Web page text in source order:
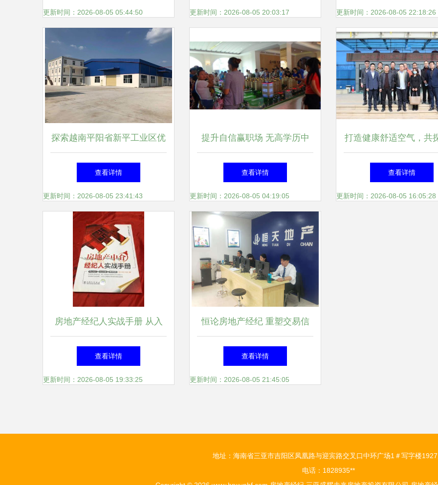
更新时间：2026-08-05 05:44:50 章
更新时间：2026-08-05 20:03:17 更新时间：2026-08-05 22:18:26
探索越南平阳省新平工业区优
质厂房出租信息——A to Z公
司房地产经纪独家推荐
查看详情
更新时间：2026-08-05 23:41:43
提升自信赢职场 无高学历中
国女生的八大出采必备新兴职
业方式排序扫偏差。)
查看详情
更新时间：2026-08-05 04:19:05
打造健康舒适空气，共
新路径——四川省房地
链协会走进三菱重工
查看详情
更新时间：2026-08-05 16:05:28
房地产经纪人实战手册 从入
门到精通的经纪心法
查看详情
更新时间：2026-08-05 19:33:25
恒论房地产经纪 重塑交易信
任的行业之路
查看详情
更新时间：2026-08-05 21:45:05
地址：海南省三亚市吉阳区凤凰路与迎宾路交叉口中环广场1＃写字楼
电话：1828935**